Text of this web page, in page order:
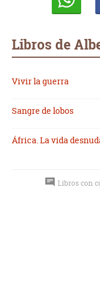
Libros de
Vivir la guerra
Sangre de lobos
África. La vida
Libros con